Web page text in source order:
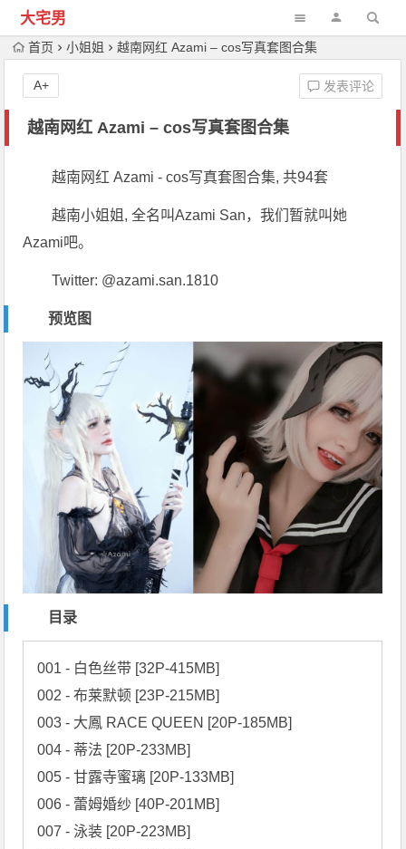
大宅男
首页 小姐姐 越南网红 Azami – cos写真套图合集
越南网红 Azami – cos写真套图合集
发表评论
A+
越南网红 Azami - cos写真套图合集, 共94套
越南小姐姐, 全名叫Azami San，我们暂就叫她
Azami吧。
Twitter: @azami.san.1810
预览图
目录
001 - 白色丝带 [32P-415MB]
002 - 布莱默顿 [23P-215MB]
003 - 大鳳 RACE QUEEN [20P-185MB]
004 - 蒂法 [20P-233MB]
005 - 甘露寺蜜璃 [20P-133MB]
006 - 蕾姆婚纱 [40P-201MB]
007 - 泳装 [20P-223MB]